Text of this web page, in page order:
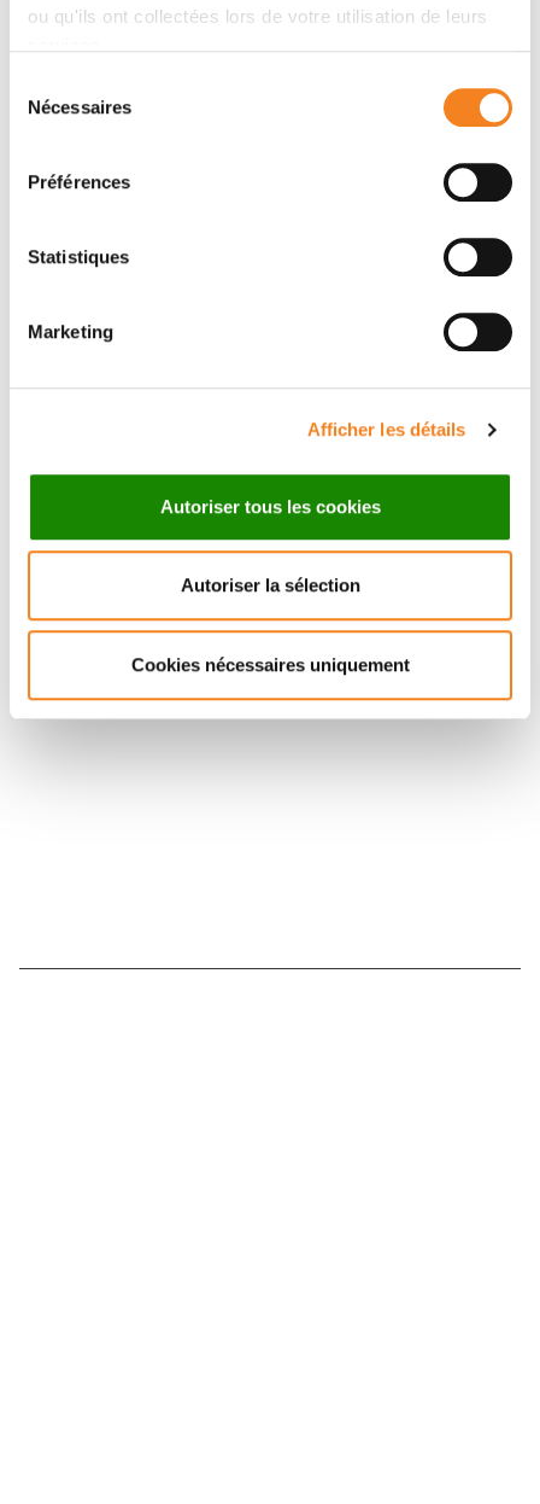
ou qu'ils ont collectées lors de votre utilisation de leurs
Nécessaires
Préférences
Statistiques
Marketing
Afficher les détails
Autoriser tous les cookies
Autoriser la sélection
Cookies nécessaires uniquement
TING-DI WU
Inserm
Suivez l'Institut Curie
Retrouvez notre actualité sur les réseaux
sociaux et en vous inscrivant à notre newsletter.